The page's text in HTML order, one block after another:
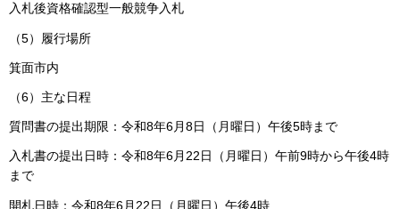
入札後資格確認型一般競争入札
（5）履行場所
箕面市内
（6）主な日程
質問書の提出期限：令和8年6月8日（月曜日）午後5時まで
入札書の提出日時：令和8年6月22日（月曜日）午前9時から午後4時
まで
開札日時：令和8年6月22日（月曜日）午後4時